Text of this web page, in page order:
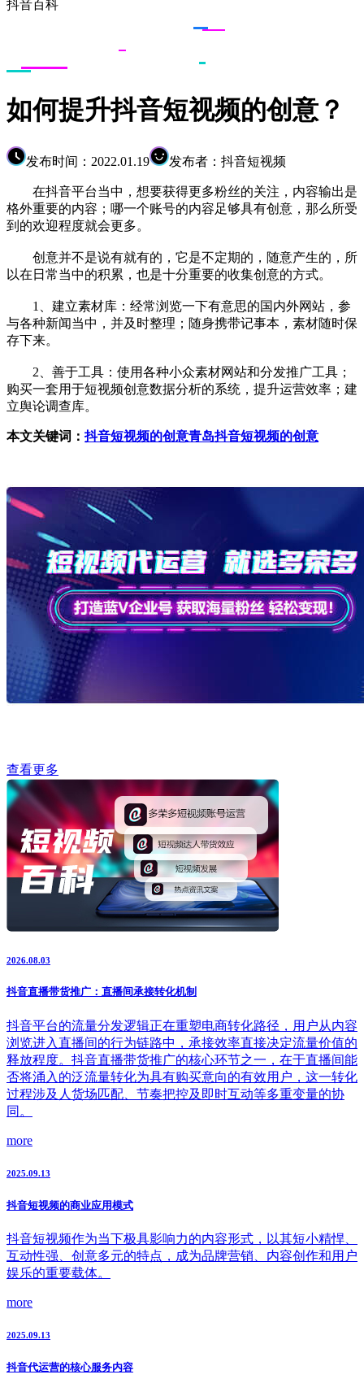
抖音百科
如何提升抖音短视频的创意？
发布时间：2022.01.19 发布者：抖音短视频
在抖音平台当中，想要获得更多粉丝的关注，内容输出是
格外重要的内容；哪一个账号的内容足够具有创意，那么所受
到的欢迎程度就会更多。
创意并不是说有就有的，它是不定期的，随意产生的，所
以在日常当中的积累，也是十分重要的收集创意的方式。
1、建立素材库：经常浏览一下有意思的国内外网站，参
与各种新闻当中，并及时整理；随身携带记事本，素材随时保
存下来。
2、善于工具：使用各种小众素材网站和分发推广工具；
购买一套用于短视频创意数据分析的系统，提升运营效率；建
立舆论调查库。
本文关键词：抖音短视频的创意青岛抖音短视频的创意
查看更多
2026.08.03
抖音直播带货推广：直播间承接转化机制
抖音平台的流量分发逻辑正在重塑电商转化路径，用户从内容
浏览进入直播间的行为链路中，承接效率直接决定流量价值的
释放程度。抖音直播带货推广的核心环节之一，在于直播间能
否将涌入的泛流量转化为具有购买意向的有效用户，这一转化
过程涉及人货场匹配、节奏把控及即时互动等多重变量的协
同。
more
2025.09.13
抖音短视频的商业应用模式
抖音短视频作为当下极具影响力的内容形式，以其短小精悍、
互动性强、创意多元的特点，成为品牌营销、内容创作和用户
娱乐的重要载体。
more
2025.09.13
抖音代运营的核心服务内容